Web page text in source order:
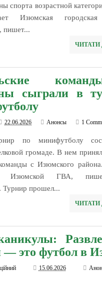
спорта возрастной
Изюмская городская
пишет...
ЧИТАТИ
сыграли в
22.06.2026 Анонсы 1
по минифутболу
громаде. В нем
с Изюмского
Изюмской ГВА,
Турнир прошел...
ЧИТАТИ
— это футбол в
15.06.2026